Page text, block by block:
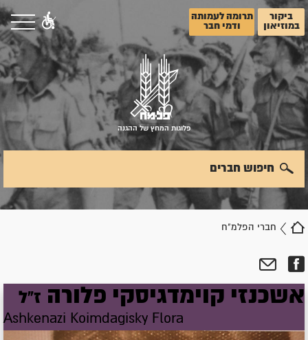
ביקור
במוזיאון
תרומה לעמותה
ודמי חבר
פלוגות המחץ של ההגנה
חברי הפלמ"ח
חיפוש חברים
אשכנזי קוימדגיסקי פלורה ז"ל
Ashkenazi Koimdagisky Flora